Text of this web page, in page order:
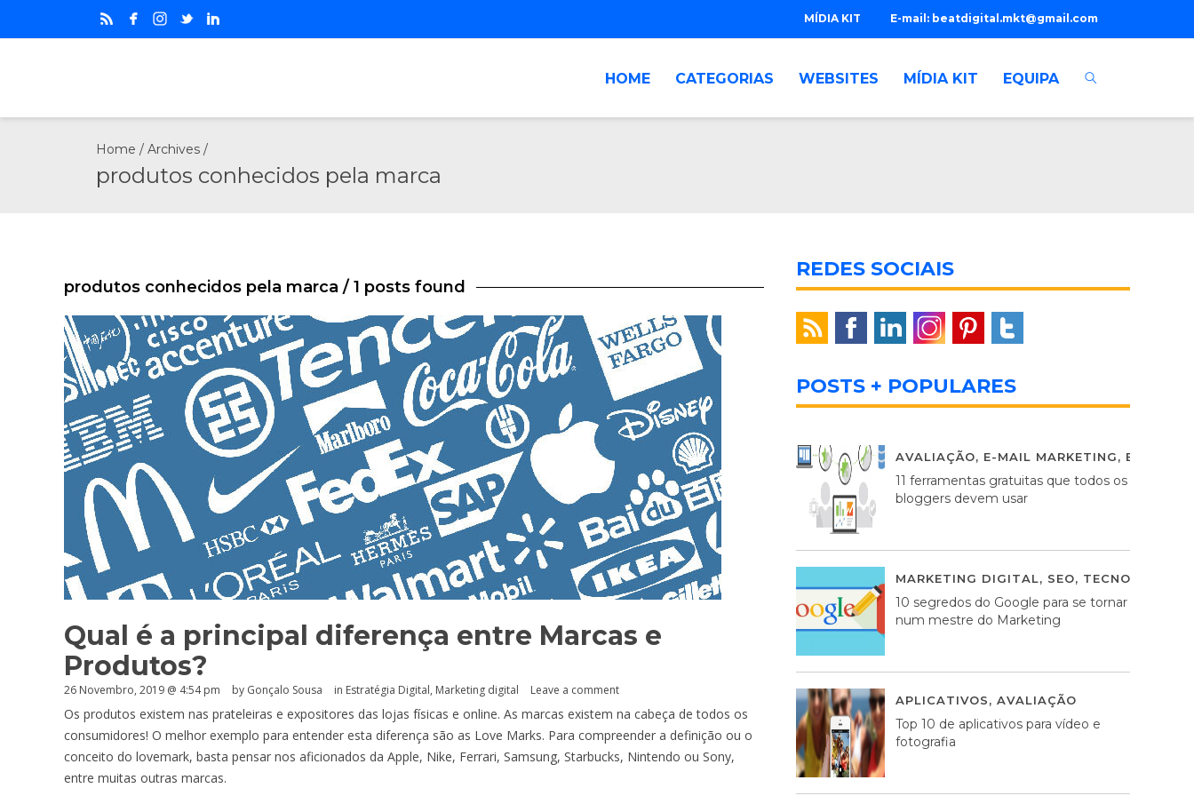
E-mail: beatdigital.mkt@gmail.com
MÍDIA KIT
HOME CATEGORIAS WEBSITES MÍDIA KIT EQUIPA
Home / Archives /
produtos conhecidos pela marca
produtos conhecidos pela marca / 1 posts found
Qual é a principal diferença entre Marcas e
Produtos?
26 Novembro, 2019 @ 4:54 pm by Gonçalo Sousa in Estratégia Digital, Marketing digital Leave a comment
Os produtos existem nas prateleiras e expositores das lojas físicas e online. As marcas existem na cabeça de todos os
consumidores! O melhor exemplo para entender esta diferença são as Love Marks. Para compreender a definição ou o
conceito do lovemark, basta pensar nos aficionados da Apple, Nike, Ferrari, Samsung, Starbucks, Nintendo ou Sony,
entre muitas outras marcas.
REDES SOCIAIS
POSTS + POPULARES
AVALIAÇÃO, E-MAIL MARKETING,
11 ferramentas gratuitas que todos os
bloggers devem usar
MARKETING DIGITAL, SEO, TECNOLOGIA
10 segredos do Google para se tornar
num mestre do Marketing
APLICATIVOS, AVALIAÇÃO
Top 10 de aplicativos para vídeo e
fotografia